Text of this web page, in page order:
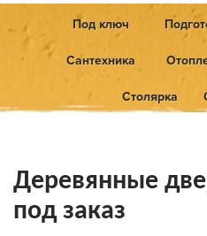
Под ключ
Сантехника
Столярка
Деревянные
под заказ